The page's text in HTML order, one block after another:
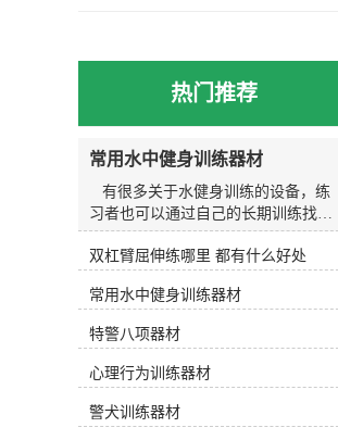
热门推荐
常用水中健身训练器材
有很多关于水健身训练的设备，练
习者也可以通过自己的长期训练找到
和发明适合自己的水训练设备。今天
主要介绍以下设备，可根据实际水训
滑鞋 游泳池底部很滑，可以穿防滑
鞋，防止动作变形，稳定完成所需动
作。2.水阻手套水阻手套 徒手运动
后，可选择抗组设备，增加运动难
度，通过阻力手套增加划水面积，练
习水中手臂运动。3.水中健身棒水中
浮力健身棒 水中的健身棒不仅可以
双杠臂屈伸练哪里 都有什么好处
常用水中健身训练器材
特警八项器材
心理行为训练器材
警犬训练器材